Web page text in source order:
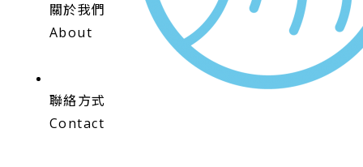
關於我們
About
聯絡方式
Contact